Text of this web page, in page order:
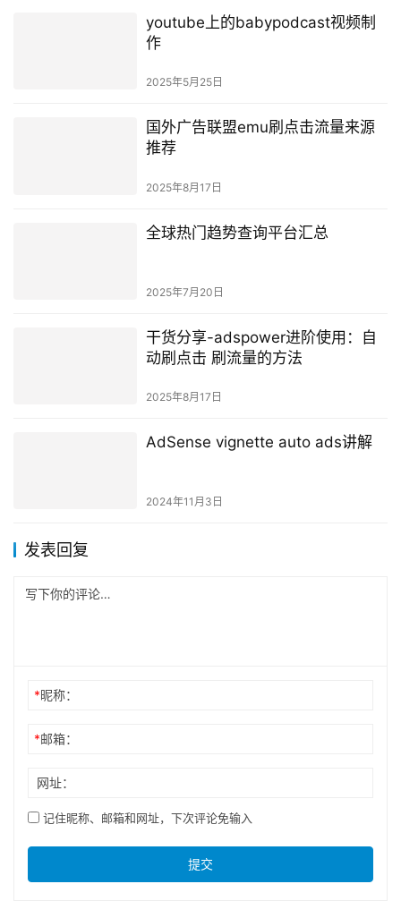
youtube上的babypodcast视频制
作
2025年5月25日
国外广告联盟emu刷点击流量来源
推荐
2025年8月17日
全球热门趋势查询平台汇总
2025年7月20日
干货分享-adspower进阶使用：自
动刷点击 刷流量的方法
2025年8月17日
AdSense vignette auto ads讲解
2024年11月3日
发表回复
*昵称：
*邮箱：
网址：
记住昵称、邮箱和网址，下次评论免输入
提交